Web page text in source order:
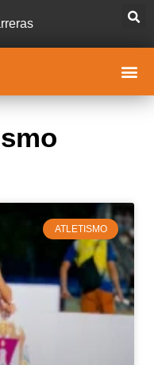
ATLETISMO